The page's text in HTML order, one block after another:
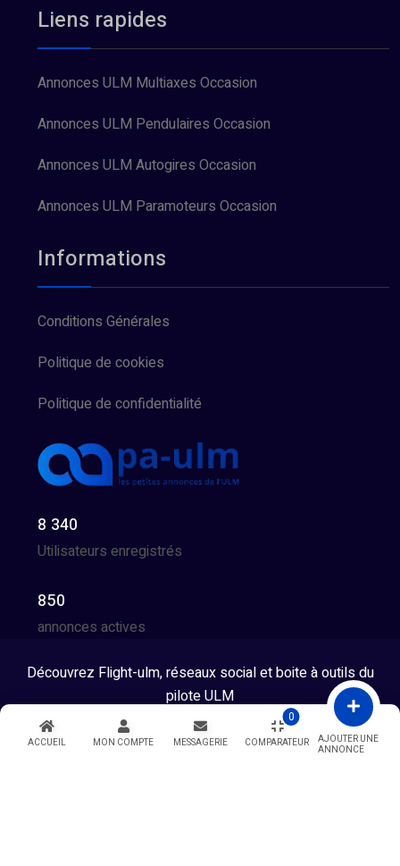
ACCUEIL MON COMPTE MESSAGERIE COMPARATEUR
0
AJOUTER UNE
ANNONCE
Liens rapides
Annonces ULM Multiaxes Occasion
Annonces ULM Pendulaires Occasion
Annonces ULM Autogires Occasion
Annonces ULM Paramoteurs Occasion
Informations
Conditions Générales
Politique de cookies
Politique de confidentialité
8 340
Utilisateurs enregistrés
850
annonces actives
Découvrez Flight-ulm, réseaux social et boite à outils du
pilote ULM
Tous droits réservés © 2026 - Developpé par GG Team